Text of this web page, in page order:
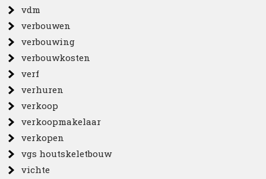
vdm
verbouwen
verbouwing
verbouwkosten
verf
verhuren
verkoop
verkoopmakelaar
verkopen
vgs houtskeletbouw
vichte